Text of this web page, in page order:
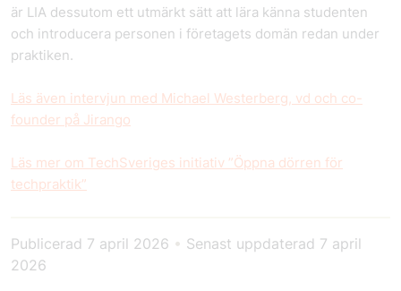
är LIA dessutom ett utmärkt sätt att lära känna studenten
och introducera personen i företagets domän redan under
praktiken.
Läs även intervjun med Michael Westerberg, vd och co-
founder på Jirango
Läs mer om TechSveriges initiativ ”Öppna dörren för
techpraktik”
Publicerad 7 april 2026 • Senast uppdaterad 7 april
2026